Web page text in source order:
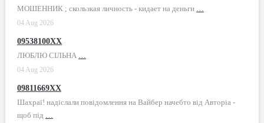
МОШЕННИК ; скользкая личность - кидает на деньги …
04 Aug 2026
09538100XX
ЛЮБЛЮ СІЛЬНА …
04 Aug 2026
09811669XX
Шахраї! надіслали повідомлення на Вайбер начебто від Авторіа -
щоб під …